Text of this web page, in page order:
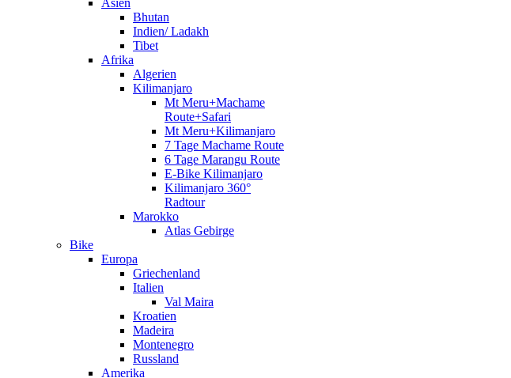
Asien
Bhutan
Indien/ Ladakh
Tibet
Afrika
Algerien
Kilimanjaro
Mt Meru+Machame
Route+Safari
Mt Meru+Kilimanjaro
7 Tage Machame Route
6 Tage Marangu Route
E-Bike Kilimanjaro
Kilimanjaro 360°
Radtour
Marokko
Atlas Gebirge
Bike
Europa
Griechenland
Italien
Val Maira
Kroatien
Madeira
Montenegro
Russland
Amerika